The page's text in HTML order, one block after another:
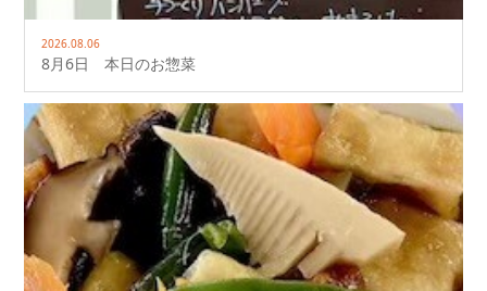
2026.08.06
8月6日 本日のお惣菜